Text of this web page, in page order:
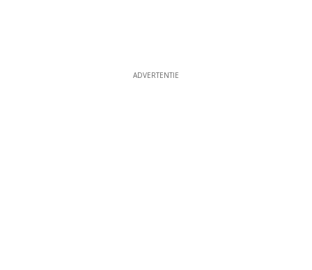
ADVERTENTIE